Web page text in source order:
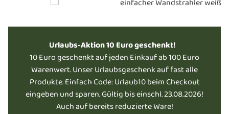
Urlaubs-Aktion 10 Euro geschenkt!
10 Euro geschenkt auf jeden Einkauf ab 100 Euro
Warenwert. Unser Urlaubsgeschenk auf fast alle
Produkte. Einfach Code: Urlaub10 beim Checkout
eingeben und sparen. Gültig bis einschl. 23.08.2026!
Auch auf bereits reduzierte Ware!